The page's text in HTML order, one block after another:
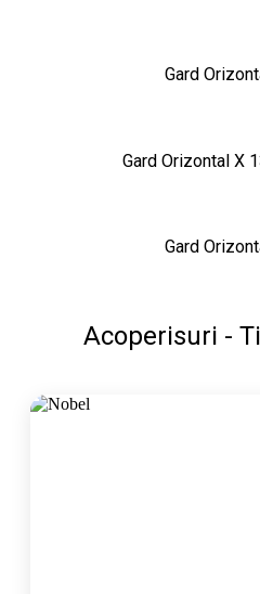
Gard
Gard Orizontal X
Gard
Acoperisuri -